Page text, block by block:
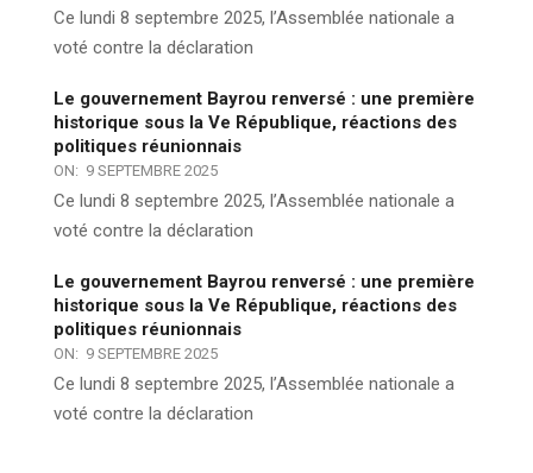
Ce lundi 8 septembre 2025, l’Assemblée nationale a
voté contre la déclaration
Le gouvernement Bayrou renversé : une première
historique sous la Ve République, réactions des
politiques réunionnais
ON: 9 SEPTEMBRE 2025
Ce lundi 8 septembre 2025, l’Assemblée nationale a
voté contre la déclaration
Le gouvernement Bayrou renversé : une première
historique sous la Ve République, réactions des
politiques réunionnais
ON: 9 SEPTEMBRE 2025
Ce lundi 8 septembre 2025, l’Assemblée nationale a
voté contre la déclaration